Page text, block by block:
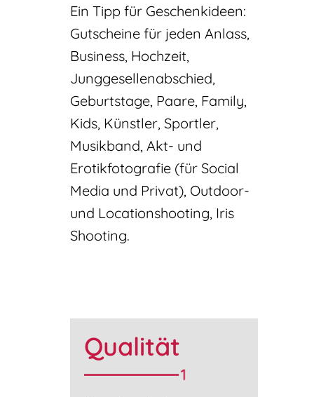
Ein Tipp für Geschenkideen:
Gutscheine für jeden Anlass,
Business, Hochzeit,
Junggesellenabschied,
Geburtstage, Paare, Family,
Kids, Künstler, Sportler,
Musikband, Akt- und
Erotikfotografie (für Social
Media und Privat), Outdoor-
und Locationshooting, Iris
Shooting.
Qualität